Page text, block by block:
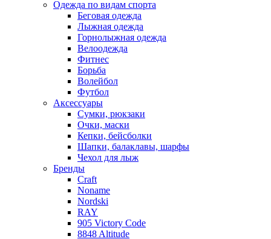
Одежда по видам спорта
Беговая одежда
Лыжная одежда
Горнолыжная одежда
Велоодежда
Фитнес
Борьба
Волейбол
Футбол
Аксессуары
Сумки, рюкзаки
Очки, маски
Кепки, бейсболки
Шапки, балаклавы, шарфы
Чехол для лыж
Бренды
Craft
Noname
Nordski
RAY
905 Victory Code
8848 Altitude